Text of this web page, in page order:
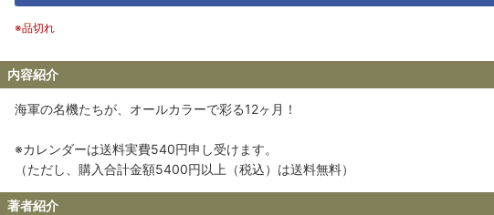
※品切れ
内容紹介
海軍の名機たちが、オールカラーで彩る12ヶ月！
※カレンダーは送料実費540円申し受けます。
（ただし、購入合計金額5400円以上（税込）は送料無料）
著者紹介